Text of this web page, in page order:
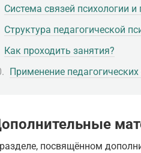
Система связей психологии
Структура педагогической
Как проходить занятия?
Применение педагогических
посвящённом